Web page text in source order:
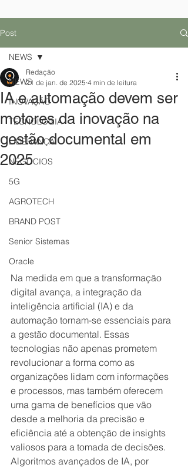
Post
NEWS
INOVAÇÃO
TECNOLOGIA
LIDERANÇA
NEGÓCIOS
5G
AGROTECH
BRAND POST
Senior Sistemas
Oracle
NEWS
IA e automação devem ser
motores da inovação na
gestão documental em
2025
Redação
21 de jan. de 2025 4 min de leitura
Na medida em que a transformação
digital avança, a integração da
inteligência artificial (IA) e da
automação tornam-se essenciais para
a gestão documental. Essas
tecnologias não apenas prometem
revolucionar a forma como as
organizações lidam com informações
e processos, mas também oferecem
uma gama de benefícios que vão
desde a melhoria da precisão e
eficiência até a obtenção de insights
valiosos para a tomada de decisões.
Algoritmos avançados de IA, por